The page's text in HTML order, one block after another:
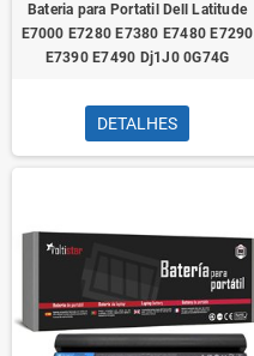
Bateria para Portatil Dell Latitude
E7000 E7280 E7380 E7480 E7290
E7390 E7490 Dj1J0 0G74G
DETALHES